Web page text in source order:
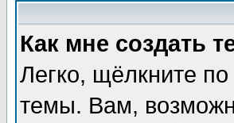
Как мне создать
Легко, щёлкните
темы. Вам,